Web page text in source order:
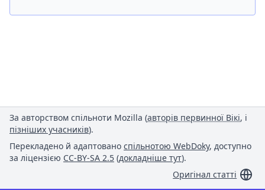
За авторством спільноти Mozilla (авторів первинної Вікі, і
пізніших учасників).
Перекладено й адаптовано спільнотою WebDoky, доступно
за ліцензією CC-BY-SA 2.5 (докладніше тут).
Оригінал статті